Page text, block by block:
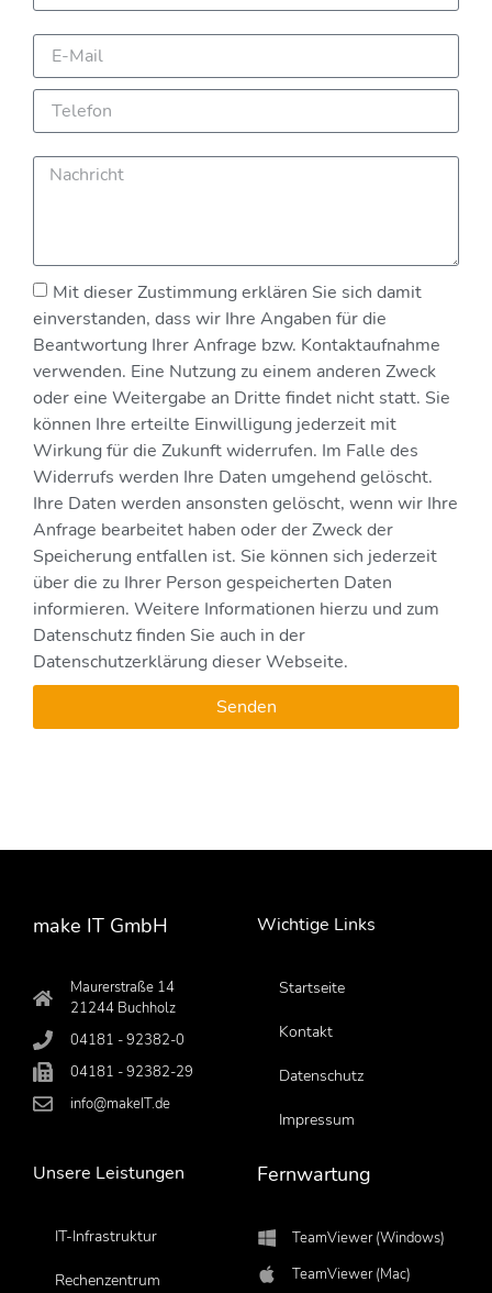
Mit dieser Zustimmung erklären Sie sich damit
einverstanden, dass wir Ihre Angaben für die
Beantwortung Ihrer Anfrage bzw. Kontaktaufnahme
verwenden. Eine Nutzung zu einem anderen Zweck
oder eine Weitergabe an Dritte findet nicht statt. Sie
können Ihre erteilte Einwilligung jederzeit mit
Wirkung für die Zukunft widerrufen. Im Falle des
Widerrufs werden Ihre Daten umgehend gelöscht.
Ihre Daten werden ansonsten gelöscht, wenn wir Ihre
Anfrage bearbeitet haben oder der Zweck der
Speicherung entfallen ist. Sie können sich jederzeit
über die zu Ihrer Person gespeicherten Daten
informieren. Weitere Informationen hierzu und zum
Datenschutz finden Sie auch in der
Datenschutzerklärung dieser Webseite.
Senden
make IT GmbH
Maurerstraße 14
21244 Buchholz
04181 - 92382-0
04181 - 92382-29
info@makeIT.de
Wichtige Links
Startseite
Kontakt
Datenschutz
Impressum
Unsere Leistungen
IT-Infrastruktur
Rechenzentrum
Fernwartung
TeamViewer (Windows)
TeamViewer (Mac)